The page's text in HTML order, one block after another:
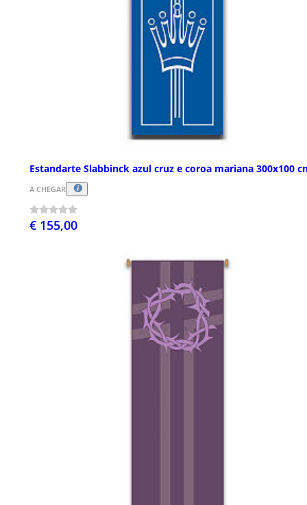
Estandarte Slabbinck azul cruz e coroa mariana 300x100
A CHEGAR
€ 155,00